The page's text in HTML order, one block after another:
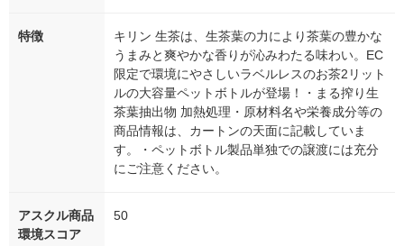
特徴
キリン 生茶は、生茶葉の力により茶葉の豊かな
うまみと爽やかな香りが沁みわたる味わい。EC
限定で環境にやさしいラベルレスのお茶2リット
ルの大容量ペットボトルが登場！・まる搾り生
茶葉抽出物 加熱処理・原材料名や栄養成分等の
商品情報は、カートンの天面に記載していま
す。・ペットボトル製品単独での譲渡には充分
にご注意ください。
アスクル商品
環境スコア
50